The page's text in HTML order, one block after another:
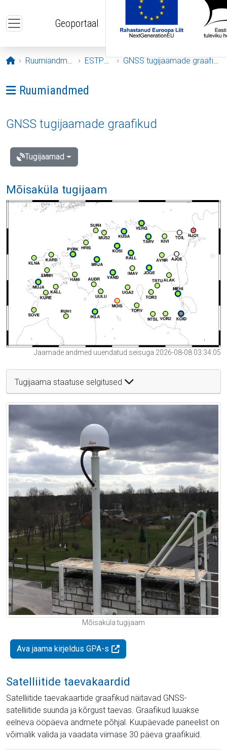
Geoportaal
Avaleht
Ruumiandmed ESTPOS GNSS tugijaamade graafikud
Ava menüü: Ruumiandmed
Ruumiandmed
GNSS tugijaamade graafikud
Tugijaamad
Mõisaküla tugijaam
Jaamade andmed uuendatud seisuga 2026-08-08 03:34:05
Tugijaama staatuse selgitused
Mõisaküla tugijaam
Ava jaama kirjeldus GPA-s
Satelliitide taevakaardid
Satelliitide taevakaartide graafikud näitavad GNSS-
satelliitide suunda ja kõrgust taevas. Graafikud luuakse
eelneva ööpäeva andmete põhjal. Kuupäevade paneelist on
võimalik valida ja vaadata viimase 30 päeva graafikuid.